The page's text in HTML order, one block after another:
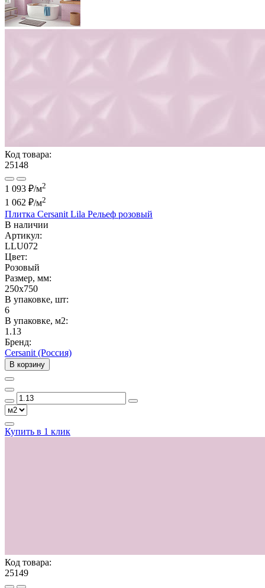
Код товара:
25148
1 093 ₽/м2
1 062 ₽/м2
Плитка Cersanit Lila Рельеф розовый
В наличии
Артикул:
LLU072
Цвет:
Розовый
Размер, мм:
250x750
В упаковке, шт:
6
В упаковке, м2:
1.13
Бренд:
Cersanit (Россия)
В корзину
Купить в 1 клик
Код товара:
25149